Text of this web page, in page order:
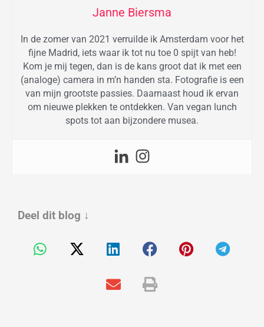
Janne Biersma
In de zomer van 2021 verruilde ik Amsterdam voor het
fijne Madrid, iets waar ik tot nu toe 0 spijt van heb!
Kom je mij tegen, dan is de kans groot dat ik met een
(analoge) camera in m’n handen sta. Fotografie is een
van mijn grootste passies. Daarnaast houd ik ervan
om nieuwe plekken te ontdekken. Van vegan lunch
spots tot aan bijzondere musea.
Deel dit blog ↓